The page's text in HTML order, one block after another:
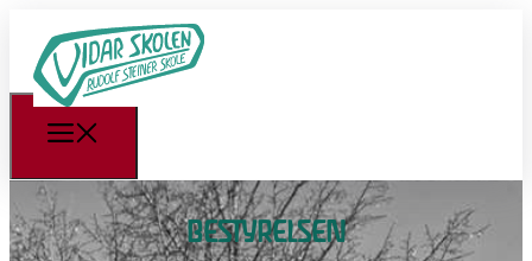
BESTYRELSEN